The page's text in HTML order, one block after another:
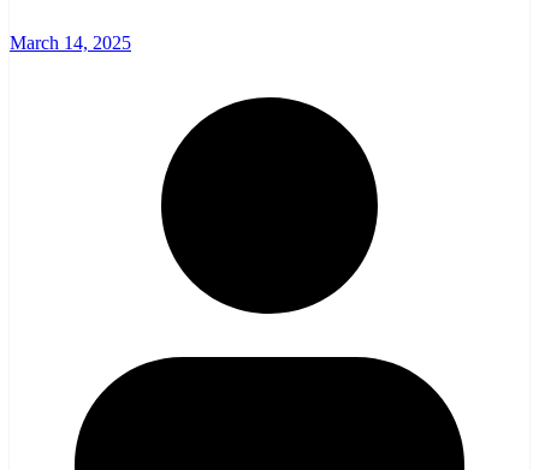
March 14, 2025